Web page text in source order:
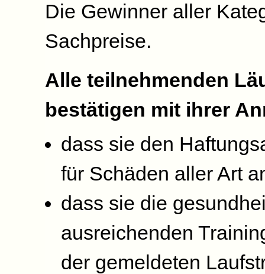
Die Gewinner aller
Sachpreise.
Alle teilnehmenden
bestätigen mit ihrer
dass sie den
für Schäden aller Art
dass sie die
ausreichenden
der gemeldeten